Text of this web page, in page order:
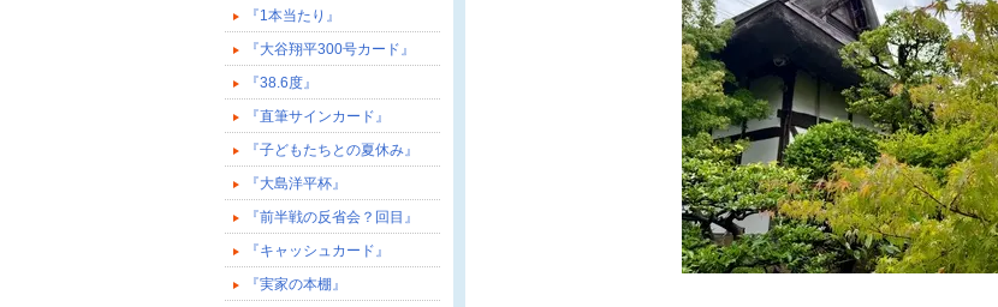
『1本当たり』
『大谷翔平300号カード』
『38.6度』
『直筆サインカード』
『子どもたちとの夏休み』
『大島洋平杯』
『前半戦の反省会？回目』
『キャッシュカード』
『実家の本棚』